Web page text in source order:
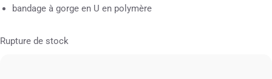
bandage à gorge en U en polymère
Rupture de stock